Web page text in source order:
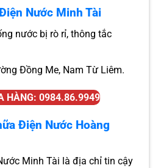
Nước Minh Tài
nước bị rò rỉ, thông tắc
Đồng Me, Nam Từ Liêm.
HÀNG: 0984.86.9949
Điện Nước Hoàng
Minh Tài là địa chỉ tin cậy